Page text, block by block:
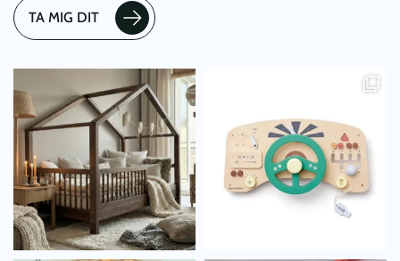
TA MIG DIT